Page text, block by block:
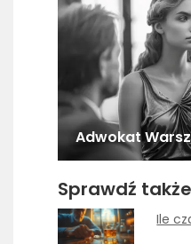
Adwokat
Sprawdź
Ile